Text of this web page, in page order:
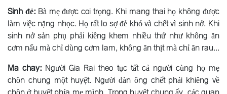
Sinh đẻ: Bà mẹ được coi trọng. Khi mang thai họ không được
làm việc nặng nhọc. Họ rất lo sợ đẻ khó và chết vì sinh nở. Khi
sinh nở sản phụ phải kiêng khem nhiều thứ như không ăn
cơm nấu mà chỉ dùng cơm lam, không ăn thịt mà chỉ ăn rau...
Ma chay: Người Gia Rai theo tục tất cả người cùng họ mẹ
chôn chung một huyệt. Người đàn ông chết phải khiêng về